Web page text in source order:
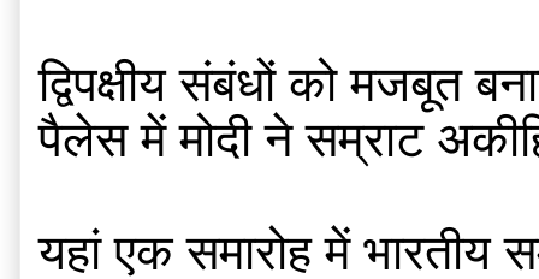
द्विपक्षीय संबंधों को मजबूत
पैलेस में मोदी ने सम्राट
यहां एक समारोह में भारतीय